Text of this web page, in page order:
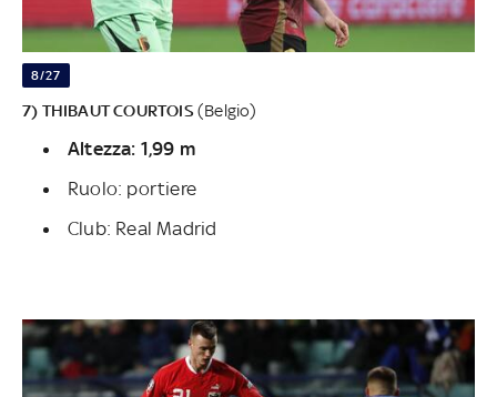
8/27
7) THIBAUT COURTOIS(Belgio)
Altezza: 1,99 m
Ruolo: portiere
Club: Real Madrid